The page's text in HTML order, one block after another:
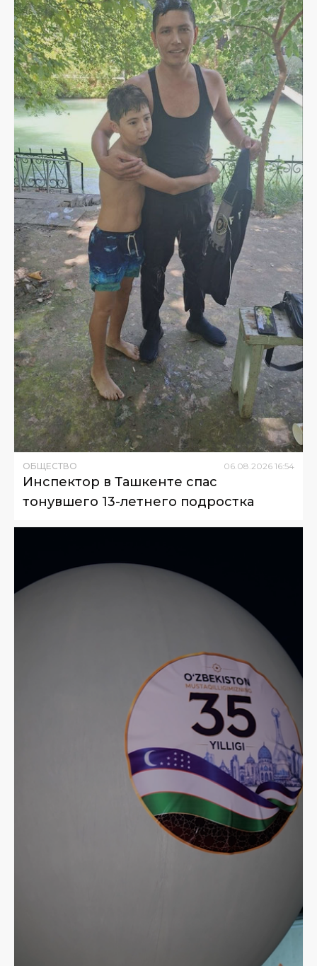
ОБЩЕСТВО 06.08.2026 16:54
Инспектор в Ташкенте спас
тонувшего 13-летнего подростка